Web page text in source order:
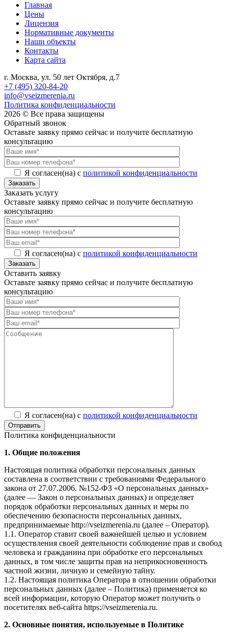
Главная
Цены
Лицензия
Нормативные документы
Наши объекты
Контакты
Карта сайта
г. Москва, ул. 50 лет Октября, д.7
+7 (495) 320-84-20
info@vseizmerenia.ru
Политика конфиденциальности
2026 © Все права защищены
Обратный звонок
Оставьте заявку прямо сейчас и получите бесплатную
консультацию
Я согласен(на) с политикой конфиденциальности
Заказать
Заказать услугу
Оставьте заявку прямо сейчас и получите бесплатную
консультацию
Я согласен(на) с политикой конфиденциальности
Заказать
Оставить заявку
Оставьте заявку прямо сейчас и получите бесплатную
консультацию
Я согласен(на) с политикой конфиденциальности
Отправить
Политика конфиденциальности
1. Общие положения
Настоящая политика обработки персональных данных
составлена в соответствии с требованиями Федерального
закона от 27.07.2006. №152-ФЗ «О персональных данных»
(далее — Закон о персональных данных) и определяет
порядок обработки персональных данных и меры по
обеспечению безопасности персональных данных,
предпринимаемые http://vseizmerenia.ru (далее – Оператор).
1.1. Оператор ставит своей важнейшей целью и условием
осуществления своей деятельности соблюдение прав и свобод
человека и гражданина при обработке его персональных
данных, в том числе защиты прав на неприкосновенность
частной жизни, личную и семейную тайну.
1.2. Настоящая политика Оператора в отношении обработки
персональных данных (далее – Политика) применяется ко
всей информации, которую Оператор может получить о
посетителях веб-сайта https://vseizmerenia.ru.
2. Основные понятия, используемые в Политике